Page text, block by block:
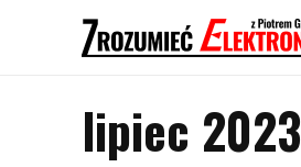
lipiec 2023